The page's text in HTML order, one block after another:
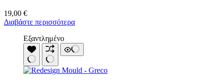
19,00 €
Διαβάστε περισσότερα
Εξαντλημένο